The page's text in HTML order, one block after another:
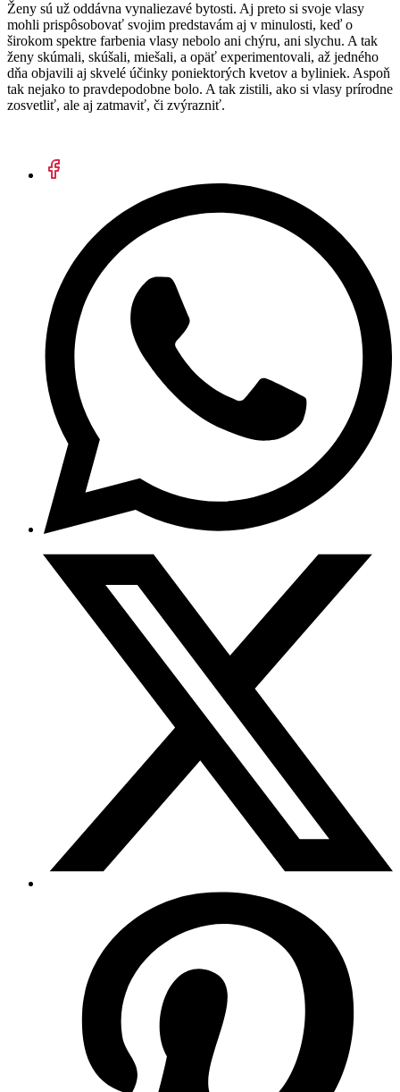
Ženy sú už oddávna vynaliezavé bytosti. Aj preto si svoje vlasy
mohli prispôsobovať svojim predstavám aj v minulosti, keď o
širokom spektre farbenia vlasy nebolo ani chýru, ani slychu. A tak
ženy skúmali, skúšali, miešali, a opäť experimentovali, až jedného
dňa objavili aj skvelé účinky poniektorých kvetov a byliniek. Aspoň
tak nejako to pravdepodobne bolo. A tak zistili, ako si vlasy prírodne
zosvetliť, ale aj zatmaviť, či zvýrazniť.